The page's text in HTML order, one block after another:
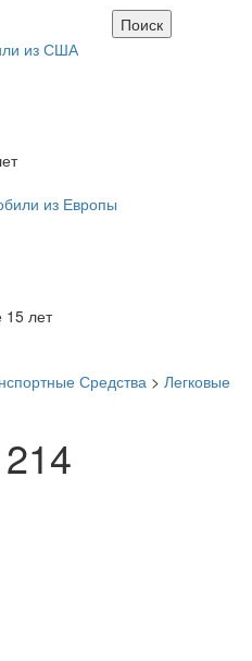
из США
из Европы
лет
Средства > Легковые